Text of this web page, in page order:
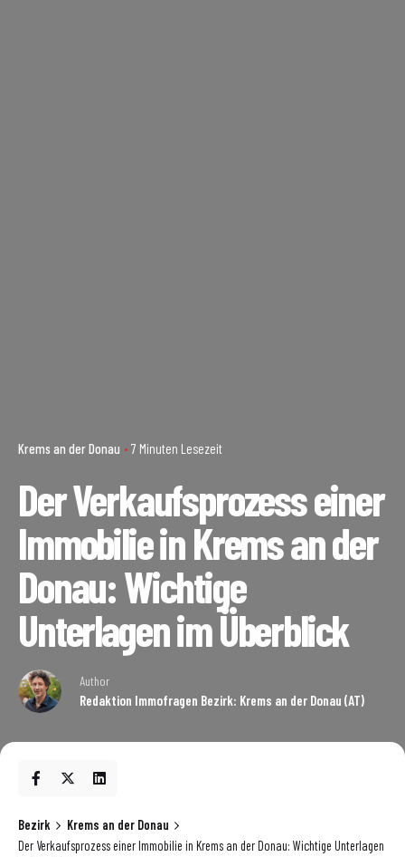
Krems an der Donau 7 Minuten Lesezeit
Der Verkaufsprozess einer
Immobilie in Krems an der
Donau: Wichtige
Unterlagen im Überblick
Author
Redaktion Immofragen Bezirk: Krems an der Donau (AT)
Bezirk
Krems an der Donau
Der Verkaufsprozess einer Immobilie in Krems an der Donau: Wichtige Unterlagen